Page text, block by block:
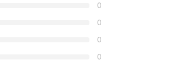
0
0
0
0